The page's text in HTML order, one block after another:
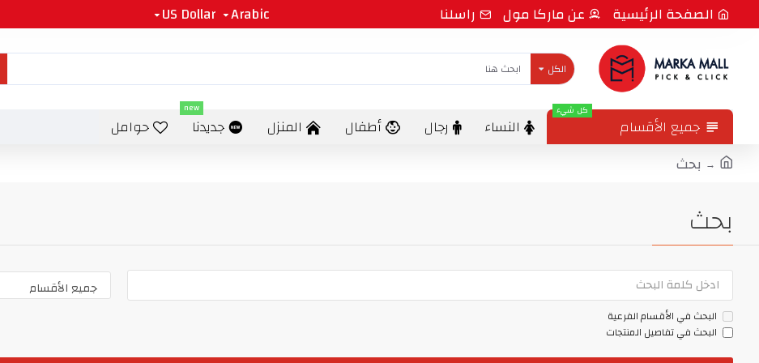
الصفحة الرئيسية عن ماركا مول راسلنا Arabic
US Dollar
الكل
جميع الأقسام
كل شيء
النساء رجال أطفال المنزل جديدنا
new
حوامل
بحث
بحث
البحث في الأقسام الفرعية
البحث في تفاصيل المنتجات